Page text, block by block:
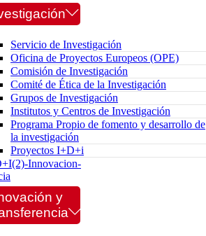
Servicio de Investigación
Oficina de Proyectos Europeos (OPE)
Comisión de Investigación
Comité de Ética de la Investigación
Grupos de Investigación
Institutos y Centros de Investigación
Programa Propio de fomento y desarrollo de
la investigación
Proyectos I+D+i
Innovacion-
y